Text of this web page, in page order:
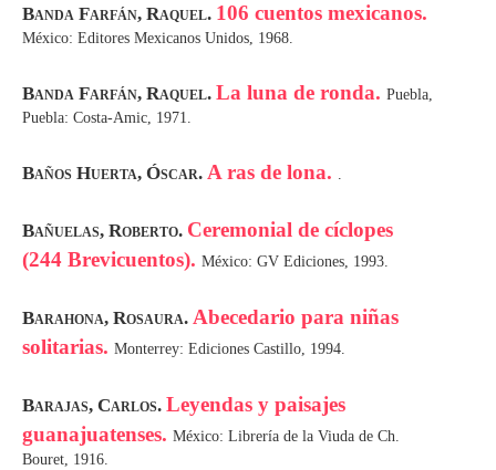
Banda Farfán, Raquel. 106 cuentos mexicanos.
México: Editores Mexicanos Unidos, 1968.
Banda Farfán, Raquel. La luna de ronda. Puebla,
Puebla: Costa-Amic, 1971.
Baños Huerta, Óscar. A ras de lona. .
Bañuelas, Roberto. Ceremonial de cíclopes
(244 Brevicuentos). México: GV Ediciones, 1993.
Barahona, Rosaura. Abecedario para niñas
solitarias. Monterrey: Ediciones Castillo, 1994.
Barajas, Carlos. Leyendas y paisajes
guanajuatenses. México: Librería de la Viuda de Ch.
Bouret, 1916.